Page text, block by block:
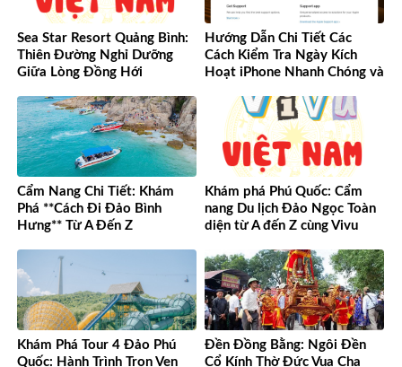
Sea Star Resort Quảng Bình:
Thiên Đường Nghỉ Dưỡng
Giữa Lòng Đồng Hới
Hướng Dẫn Chi Tiết Các
Cách Kiểm Tra Ngày Kích
Hoạt iPhone Nhanh Chóng và
Cẩm Nang Chi Tiết: Khám
Phá **Cách Đi Đảo Bình
Hưng** Từ A Đến Z
Khám phá Phú Quốc: Cẩm
nang Du lịch Đảo Ngọc Toàn
diện từ A đến Z cùng Vivu
Khám Phá Tour 4 Đảo Phú
Quốc: Hành Trình Trọn Vẹn
Đền Đồng Bằng: Ngôi Đền
Cổ Kính Thờ Đức Vua Cha